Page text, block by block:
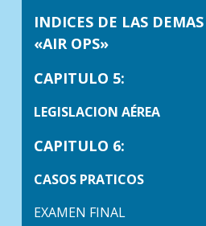
INDICES DE LAS
«AIR OPS»
CAPITULO 5:
LEGISLACION AÉREA
CAPITULO 6:
CASOS PRATICOS
EXAMEN FINAL